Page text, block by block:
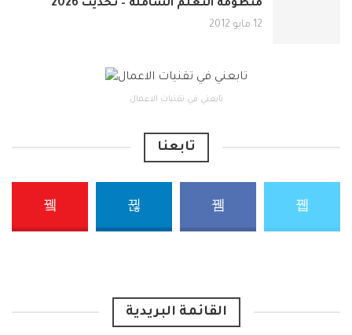
منظومة التعلم الشاملة – تحديث 2026
12 مايو 2012
تابعني في تقنيات الاعمال
تابعنا
القائمة البريدية